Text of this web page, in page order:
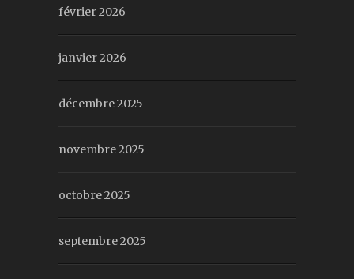
février 2026
janvier 2026
décembre 2025
novembre 2025
octobre 2025
septembre 2025